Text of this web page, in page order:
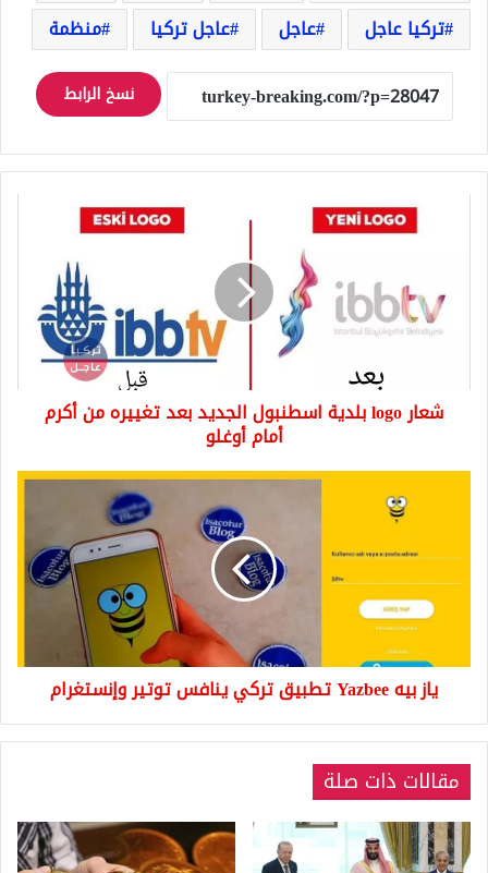
تركيا عاجل
عاجل عاجل تركيا منظمة
نسخ الرابط
الجديد
تغييره
أكرم
شعار logo بلدية اسطنبول الجديد بعد تغييره من أكرم
أمام أوغلو
ينافس
ياز بيه Yazbee تطبيق تركي ينافس توتير وإنستغرام
مقالات ذات صلة